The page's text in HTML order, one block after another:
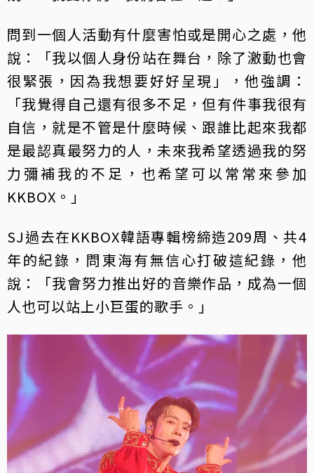
問到一個人活動有什麼害怕或是開心之處，他
說：「我以個人身份站在舞台，除了激動也會
很緊張，因為我想要好好呈現」，他強調：
「我覺得自己還有很多不足，但有件事我很有
自信，就是不管是什麼時候、跟誰比起來我都
是最認真最努力的人，未來我希望透過我的努
力彌補我的不足，也希望可以常常來參加
KKBOX。」
SJ過去在KKBOX韓語專輯榜締造209周、共4
年的紀錄，問東海有無信心打破這紀錄，他
說：「我會努力推出好的音樂作品，成為一個
人也可以站上小巨蛋的歌手。」